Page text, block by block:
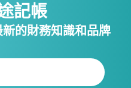
記帳
的財務知識和品牌